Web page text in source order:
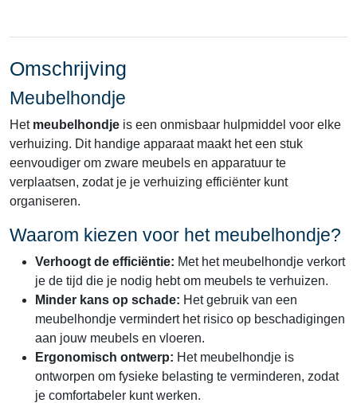
Omschrijving
Meubelhondje
Het meubelhondje is een onmisbaar hulpmiddel voor elke
verhuizing. Dit handige apparaat maakt het een stuk
eenvoudiger om zware meubels en apparatuur te
verplaatsen, zodat je je verhuizing efficiënter kunt
organiseren.
Waarom kiezen voor het meubelhondje?
Verhoogt de efficiëntie: Met het meubelhondje verkort
je de tijd die je nodig hebt om meubels te verhuizen.
Minder kans op schade: Het gebruik van een
meubelhondje vermindert het risico op beschadigingen
aan jouw meubels en vloeren.
Ergonomisch ontwerp: Het meubelhondje is
ontworpen om fysieke belasting te verminderen, zodat
je comfortabeler kunt werken.